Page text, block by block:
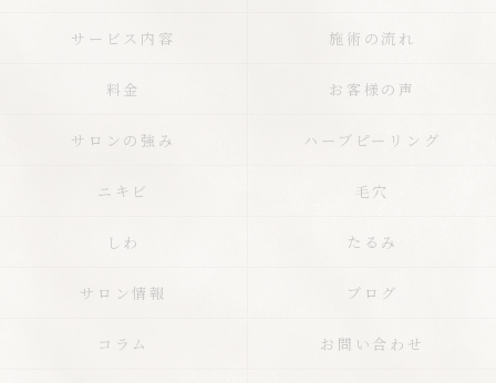
サービス内容 施術の流れ
料金 お客様の声
サロンの強み ハーブピーリング
ニキビ 毛穴
しわ たるみ
サロン情報 ブログ
コラム お問い合わせ